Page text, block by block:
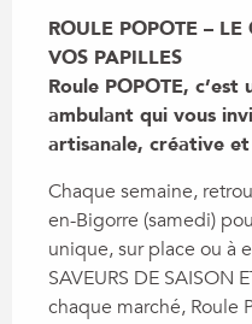
ROULE POPOTE –
VOS PAPILLES
Roule POPOTE,
ambulant qui vous
artisanale, créative
Chaque semaine,
en-Bigorre (samedi)
unique, sur place ou à
SAVEURS DE SAISON
chaque marché, Roule